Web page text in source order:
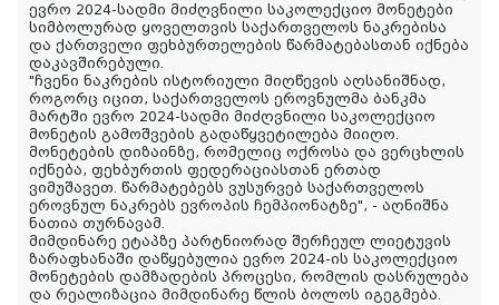
ევრო 2024-სადმი მიძღვნილი საკოლექციო მონეტები
სიმბოლურად ყოველთვის საქართველოს ნაკრებისა
და ქართველი ფეხბურთელების წარმატებასთან იქნება
დაკავშირებული.
"ჩვენი ნაკრების ისტორიული მიღწევის აღსანიშნად,
როგორც იცით, საქართველოს ეროვნულმა ბანკმა
მარტში ევრო 2024-სადმი მიძღვნილი საკოლექციო
მონეტის გამოშვების გადაწყვეტილება მიიღო.
მონეტების დიზაინზე, რომელიც ოქროსა და ვერცხლის
იქნება, ფეხბურთის ფედერაციასთან ერთად
ვიმუშავეთ. წარმატებებს ვუსურვებ საქართველოს
ეროვნულ ნაკრებს ევროპის ჩემპიონატზე", - აღნიშნა
ნათია თურნავამ.
მიმდინარე ეტაპზე პარტნიორად შერჩეულ ლიეტუვის
ზარაფხანაში დაწყებულია ევრო 2024-ის საკოლექციო
მონეტების დამზადების პროცესი, რომლის დასრულება
და რეალიზაცია მიმდინარე წლის ბოლოს იგეგმება.